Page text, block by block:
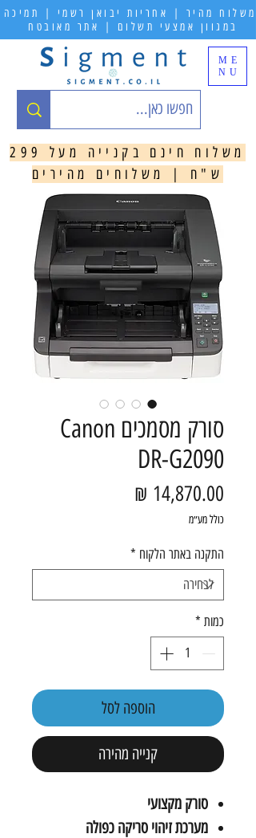
ME
NU
משלוח מהיר | אחריות יבואן רשמי | תמיכה
במגוון אמצעי תשלום | אתר מאובטח
משלוח חינם בקנייה מעל 299
ש"ח | משלוחים מהירים
סורק מסמכים Canon
DR-G2090
כולל מע״מ
התקנה באתר הלקוח *
כמות *
הוספה לסל
קנייה מהירה
סורק מקצועי
מערכת זיהוי סריקה כפולה